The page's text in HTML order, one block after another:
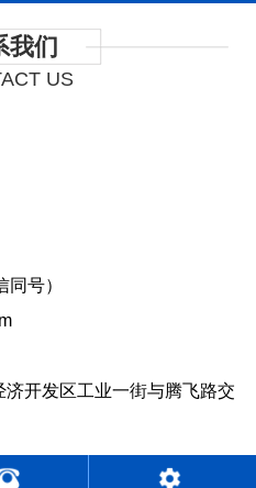
我们
US
号）
开发区工业一街与腾飞路交